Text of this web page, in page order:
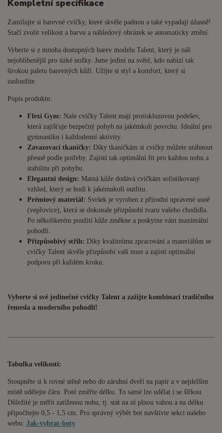
Kompletní specifikace
Zamilujte si barevné cvičky, které skvěle padnou a také vypadají úžasně!
Stačí zvolit velikost a barvu a náhledový obrázek se automaticky změní.
Vyberte si z mnoha dostupných barev modelu Talent, který je náš
nejoblíbenější pro úzké nožky. Jsme jediní na světě, kdo nabízí tak
širokou paletu barevných kůží. Užijte si styl a komfort, který si
zasloužíte.
Popis produktu:
Flexi Gym: Naše cvičky Talent mají protiskluzovou podešev,
která zajišťuje bezpečný pohyb na jakémkoli povrchu. Ideální pro
gymnastiku i každodenní aktivity.
Zavazovací tkaničky: Díky tkaničkám si cvičky můžete utáhnout
přesně podle potřeby. Zajistí tak optimální fit pro každou nohu a
stabilitu při pohybu.
Elegantní design: Matná kůže dodává cvičkám sofistikovaný
vzhled, který se hodí k jakémukoli outfitu.
Prémiový materiál: Svršek je vyroben z přírodní upravené usně
(vepřovice), která se dokonale přizpůsobí tvaru vašeho chodidla.
Po několikerém použití kůže změkne a poskytne vám maximální
pohodlí.
Přizpůsobivý střih: Díky kvalitnímu zpracování a materiálům se
cvičky Talent skvěle přizpůsobí vaší noze a zajistí optimální
podporu při každém kroku.
Vyberte si své jedinečné cvičky Talent a zažijte kombinaci tradičního
řemesla a moderního pohodlí!
Tabulka velikostí:
Stoupněte si k rovné stěně nebo do zárubní dveří na papír a v nejdelším
místě udělejte čáru. Poté změřte délku. To samé lze udělat i se šířkou.
Důležité je měřit zatíženou nohu, tj. stát na ní plnou vahou a na délku
připočítejte 0,5 - 1,5 cm. Pro správný výběr bot navštivte sekci našeho
webu: Jak-vybrat-boty